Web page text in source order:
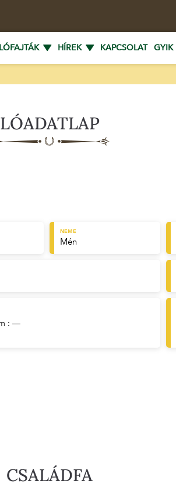
LÓFAJTÁK HÍREK KAPCSOLAT GYIK
LÓADATLAP
NEME
Mén
: —
CSALÁDFA